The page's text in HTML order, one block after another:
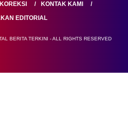
KONTAK KAMI
EDITORIAL
BERITA TERKINI - ALL RIGHTS RESERVED